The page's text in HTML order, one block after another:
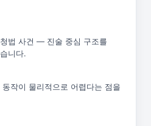
법 사건 — 진술 중심 구조를
니다.
작이 물리적으로 어렵다는 점을